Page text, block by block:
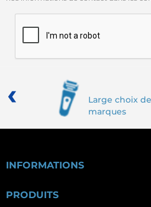
Large choix
marques
‹
INFORMATIONS
PRODUITS